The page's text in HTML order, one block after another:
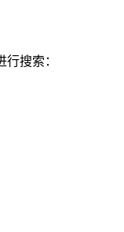
搜索：